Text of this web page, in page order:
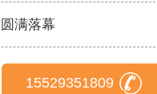
满落幕
15529351809